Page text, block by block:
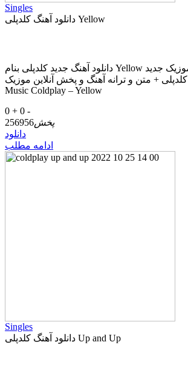
Singles
دانلود آهنگ کلدپلی Yellow
دانلود آهنگ جدید کلدپلی بنام Yellow دانلود موزیک جدید Yellow از
کلدپلی + متن و ترانه آهنگ و پخش آنلاین موزیک Download New
Music Coldplay – Yellow
0 + 0 -
پخش256956
دانلود
ادامه مطلب
Singles
دانلود آهنگ کلدپلی Up and Up